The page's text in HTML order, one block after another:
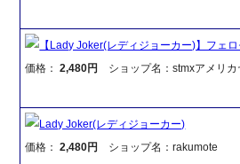
【Lady Joker(レディジョーカー)】フェ
価格：2,480円 ショップ名：stmxアメリカ
Lady Joker(レディジョーカー)
価格：2,480円 ショップ名：rakumote